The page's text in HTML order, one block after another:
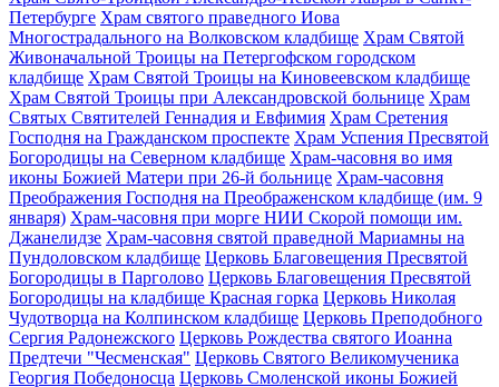
Петербурге Храм святого праведного Иова
Многострадального на Волковском кладбище Храм Святой
Живоначальной Троицы на Петергофском городском
кладбище Храм Святой Троицы на Киновеевском кладбище
Храм Святой Троицы при Александровской больнице Храм
Святых Святителей Геннадия и Евфимия Храм Сретения
Господня на Гражданском проспекте Храм Успения Пресвятой
Богородицы на Северном кладбище Храм-часовня во имя
иконы Божией Матери при 26-й больнице Храм-часовня
Преображения Господня на Преображенском кладбище (им. 9
января) Храм-часовня при морге НИИ Скорой помощи им.
Джанелидзе Храм-часовня святой праведной Мариамны на
Пундоловском кладбище Церковь Благовещения Пресвятой
Богородицы в Парголово Церковь Благовещения Пресвятой
Богородицы на кладбище Красная горка Церковь Николая
Чудотворца на Колпинском кладбище Церковь Преподобного
Сергия Радонежского Церковь Рождества святого Иоанна
Предтечи "Чесменская" Церковь Святого Великомученика
Георгия Победоносца Церковь Смоленской иконы Божией